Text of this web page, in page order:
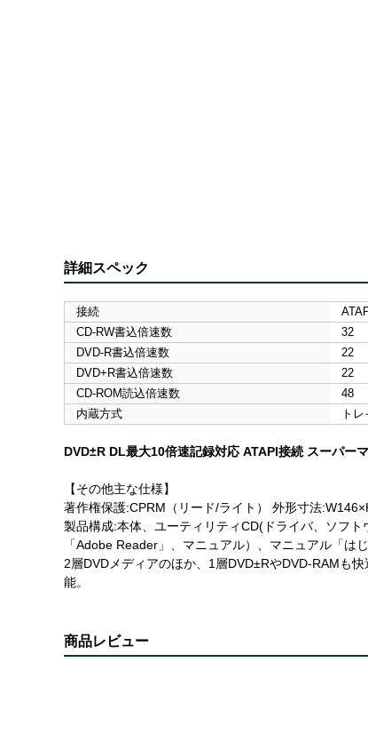
詳細スペック
接続
CD-RW書込倍速数
32
DVD-R書込倍速数
22
DVD+R書込倍速数
22
CD-ROM読込倍速数
48
内蔵方式
トレ
DVD±R DL最大10倍速記録対応 ATAPI接続 スーパー
【その他主な仕様】
著作権保護:CPRM（リード/ライト） 外形寸法
製品構成:本体、ユーティリティCD(ドライバ、ソフ
「Adobe Reader」、マニュアル）、マニュアル「は
2層DVDメディアのほか、1層DVD±RやDVD-RAMも
能。
商品レビュー